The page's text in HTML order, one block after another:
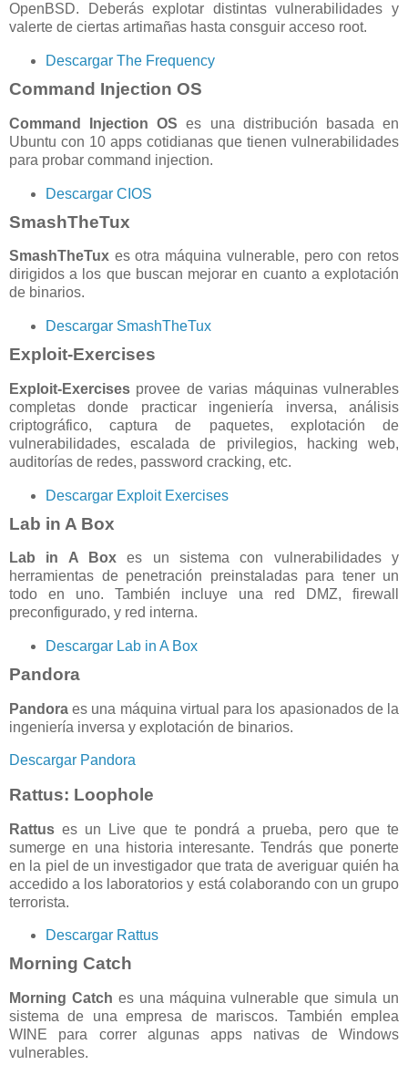
OpenBSD. Deberás explotar distintas vulnerabilidades y
valerte de ciertas artimañas hasta consguir acceso root.
Descargar The Frequency
Command Injection OS
Command Injection OS es una distribución basada en
Ubuntu con 10 apps cotidianas que tienen vulnerabilidades
para probar command injection.
Descargar CIOS
SmashTheTux
SmashTheTux es otra máquina vulnerable, pero con retos
dirigidos a los que buscan mejorar en cuanto a explotación
de binarios.
Descargar SmashTheTux
Exploit-Exercises
Exploit-Exercises provee de varias máquinas vulnerables
completas donde practicar ingeniería inversa, análisis
criptográfico, captura de paquetes, explotación de
vulnerabilidades, escalada de privilegios, hacking web,
auditorías de redes, password cracking, etc.
Descargar Exploit Exercises
Lab in A Box
Lab in A Box es un sistema con vulnerabilidades y
herramientas de penetración preinstaladas para tener un
todo en uno. También incluye una red DMZ, firewall
preconfigurado, y red interna.
Descargar Lab in A Box
Pandora
Pandora es una máquina virtual para los apasionados de la
ingeniería inversa y explotación de binarios.
Descargar Pandora
Rattus: Loophole
Rattus es un Live que te pondrá a prueba, pero que te
sumerge en una historia interesante. Tendrás que ponerte
en la piel de un investigador que trata de averiguar quién ha
accedido a los laboratorios y está colaborando con un grupo
terrorista.
Descargar Rattus
Morning Catch
Morning Catch es una máquina vulnerable que simula un
sistema de una empresa de mariscos. También emplea
WINE para correr algunas apps nativas de Windows
vulnerables.